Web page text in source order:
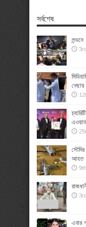
সর্বশেষ
সৌদির
আহত
এবার